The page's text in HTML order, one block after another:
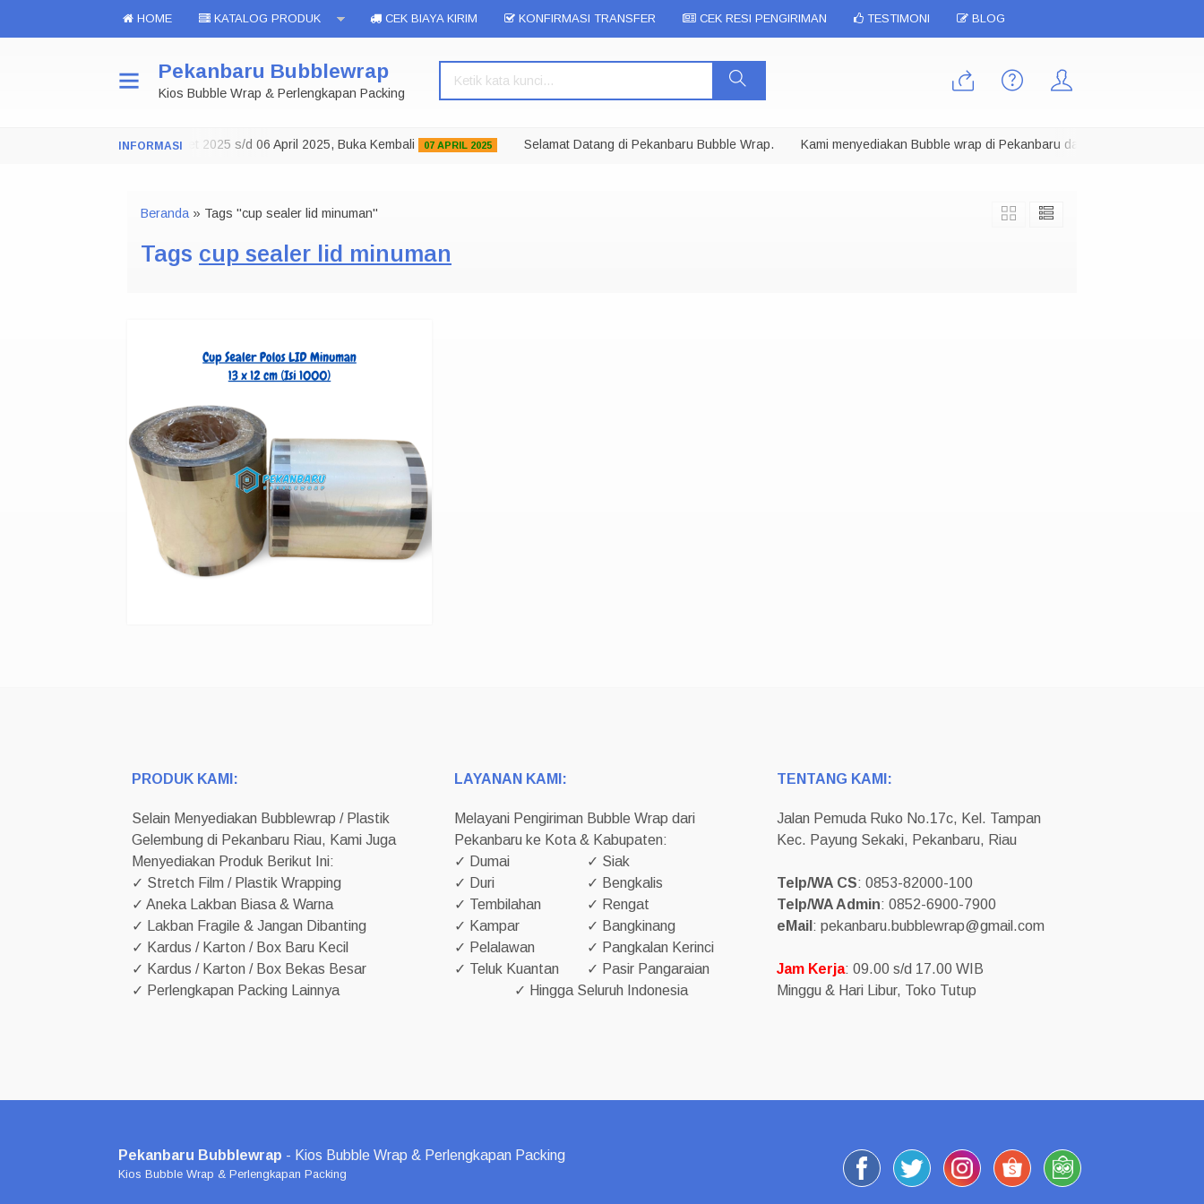
HOME KATALOG PRODUK CEK BIAYA KIRIM KONFIRMASI TRANSFER CEK RESI PENGIRIMAN TESTIMONI BLOG
Pekanbaru Bubblewrap
Kios Bubble Wrap & Perlengkapan Packing
Toko Tutup 29 Maret 2025 s/d 06 April 2025, Buka Kembali 07 APRIL 2025 Selamat Datang di Pekanbaru Bubble Wrap. Kami menyediakan Bubble wrap di Pekanbaru dalam berbagai ukuran,
Beranda » Tags "cup sealer lid minuman"
Tags cup sealer lid minuman
PRODUK KAMI:
Selain Menyediakan Bubblewrap / Plastik
Gelembung di Pekanbaru Riau, Kami Juga
Menyediakan Produk Berikut Ini:
✓ Stretch Film / Plastik Wrapping
✓ Aneka Lakban Biasa & Warna
✓ Lakban Fragile & Jangan Dibanting
✓ Kardus / Karton / Box Baru Kecil
✓ Kardus / Karton / Box Bekas Besar
✓ Perlengkapan Packing Lainnya
LAYANAN KAMI:
Melayani Pengiriman Bubble Wrap dari
Pekanbaru ke Kota & Kabupaten:
✓ Dumai
✓ Siak
✓ Duri
✓ Bengkalis
✓ Tembilahan
✓ Rengat
✓ Kampar
✓ Bangkinang
✓ Pelalawan
✓ Pangkalan Kerinci
✓ Teluk Kuantan
✓ Pasir Pangaraian
✓ Hingga Seluruh Indonesia
TENTANG KAMI:
Jalan Pemuda Ruko No.17c, Kel. Tampan
Kec. Payung Sekaki, Pekanbaru, Riau
Telp/WA CS: 0853-82000-100
Telp/WA Admin: 0852-6900-7900
eMail : pekanbaru.bubblewrap@gmail.com
Jam Kerja: 09.00 s/d 17.00 WIB
Minggu & Hari Libur, Toko Tutup
Pekanbaru Bubblewrap - Kios Bubble Wrap & Perlengkapan Packing
Kios Bubble Wrap & Perlengkapan Packing